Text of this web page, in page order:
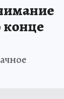
конце